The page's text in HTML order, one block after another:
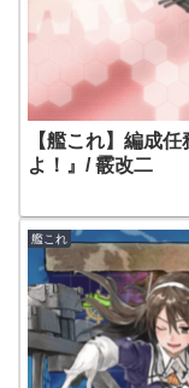
【艦これ】編成
よ！』/ 霰改二
艦これ